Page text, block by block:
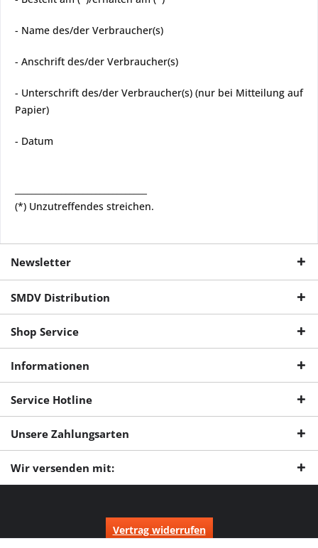
- Name des/der Verbraucher(s)
- Anschrift des/der Verbraucher(s)
- Unterschrift des/der Verbraucher(s) (nur bei Mitteilung auf
Papier)
- Datum
(*) Unzutreffendes streichen.
Newsletter
SMDV Distribution
Shop Service
Informationen
Service Hotline
Unsere Zahlungsarten
Wir versenden mit:
Vertrag widerrufen